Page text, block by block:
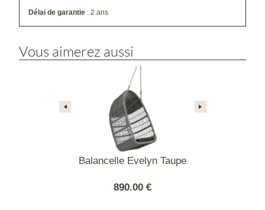
Délai de garantie : 2 ans
Vous aimerez aussi
Balancelle Evelyn Taupe
890.00 €